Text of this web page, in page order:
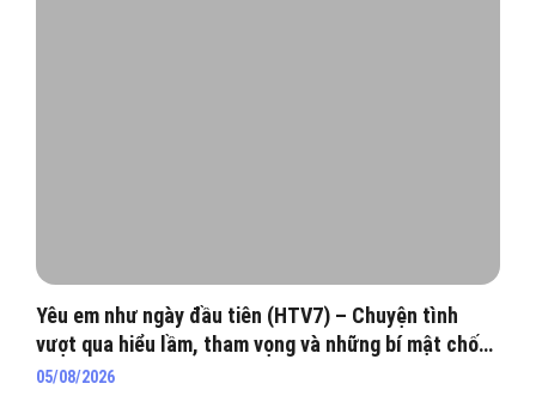
Yêu em như ngày đầu tiên (HTV7) – Chuyện tình
vượt qua hiểu lầm, tham vọng và những bí mật chốn
hào môn
05/08/2026